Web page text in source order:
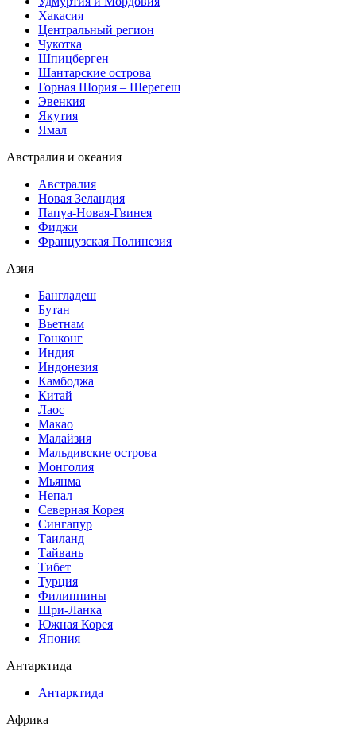
Хакасия
Центральный регион
Чукотка
Шпицберген
Шантарские острова
Горная Шория – Шерегеш
Эвенкия
Якутия
Ямал
Австралия и океания
Австралия
Новая Зеландия
Папуа-Новая-Гвинея
Фиджи
Французская Полинезия
Азия
Бангладеш
Бутан
Вьетнам
Гонконг
Индия
Индонезия
Камбоджа
Китай
Лаос
Макао
Малайзия
Мальдивские острова
Монголия
Мьянма
Непал
Северная Корея
Сингапур
Таиланд
Тайвань
Тибет
Турция
Филиппины
Шри-Ланка
Южная Корея
Япония
Антарктида
Антарктида
Африка